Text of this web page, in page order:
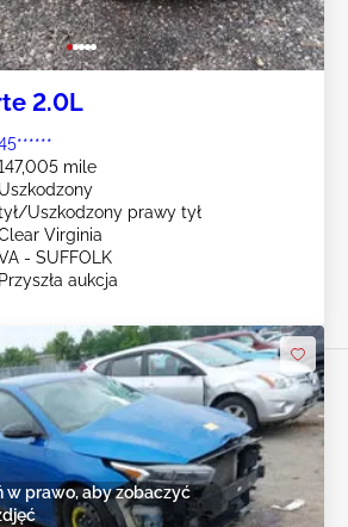
2.0L
mile
Uszkodzony
Uszkodzony prawy tył
Virginia
- SUFFOLK
Przyszła aukcja
w prawo, aby zobaczyć